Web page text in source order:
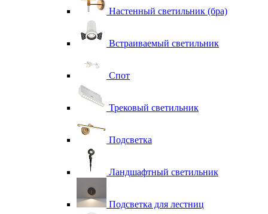
Настенный светильник (бра)
Встраиваемый светильник
Спот
Трековый светильник
Подсветка
Ландшафтный светильник
Подсветка для лестниц